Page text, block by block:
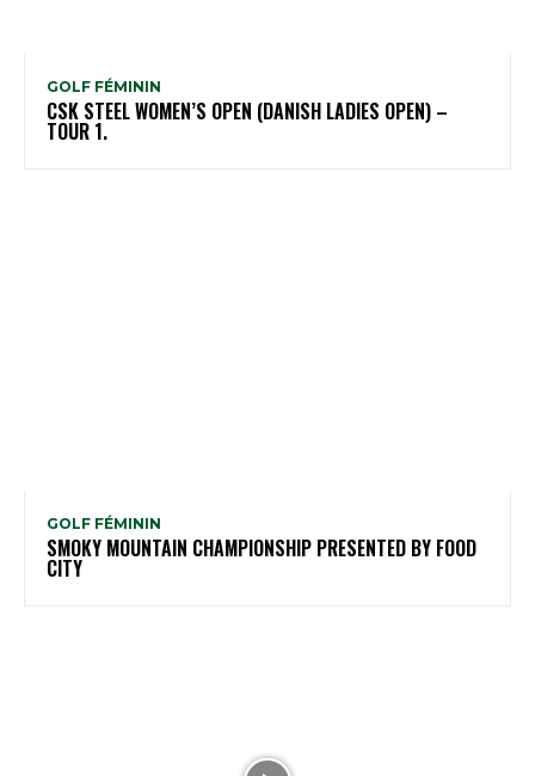
GOLF FÉMININ
CSK STEEL WOMEN’S OPEN (DANISH LADIES OPEN) –
TOUR 1.
GOLF FÉMININ
SMOKY MOUNTAIN CHAMPIONSHIP PRESENTED BY FOOD
CITY